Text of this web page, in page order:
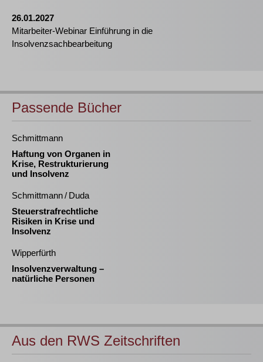
26.01.2027
Mitarbeiter-Webinar Einführung in die
Insolvenzsachbearbeitung
Passende Bücher
Schmittmann
Haftung von Organen in
Krise, Restrukturierung
und Insolvenz
Schmittmann / Duda
Steuerstrafrechtliche
Risiken in Krise und
Insolvenz
Wipperfürth
Insolvenzverwaltung –
natürliche Personen
Aus den RWS Zeitschriften